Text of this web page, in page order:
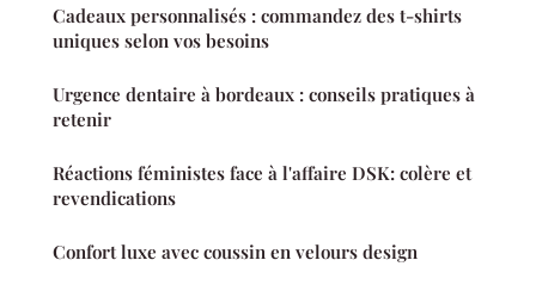
Cadeaux personnalisés : commandez des t-shirts
uniques selon vos besoins
Urgence dentaire à bordeaux : conseils pratiques à
retenir
Réactions féministes face à l'affaire DSK: colère et
revendications
Confort luxe avec coussin en velours design